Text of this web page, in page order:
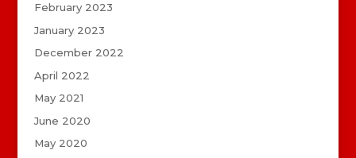
February 2023
January 2023
December 2022
April 2022
May 2021
June 2020
May 2020